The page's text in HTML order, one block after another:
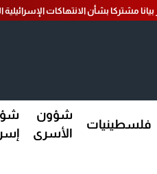
مشتركا بشأن الانتهاكات
فلسطينيات
شؤون
الأسرى